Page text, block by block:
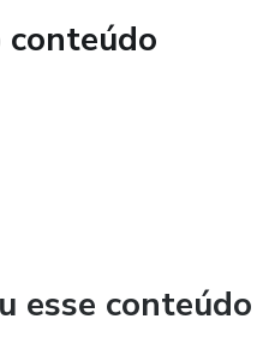
mais claro para
conteúdo
esse conteúdo